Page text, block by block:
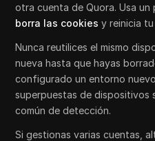
otra cuenta de Quora. Usa
borra las cookies y reinicia
Nunca reutilices el mismo
nueva hasta que hayas
configurado un entorno
superpuestas de dispositivos
común de detección.
Si gestionas varias cuentas,